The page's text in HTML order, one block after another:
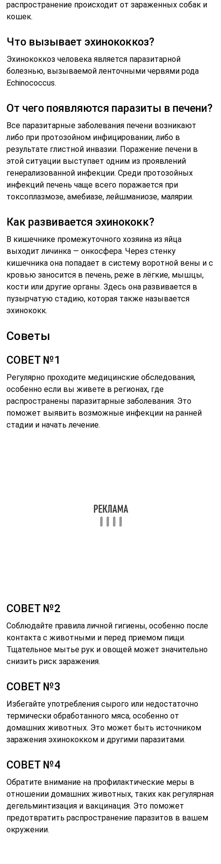
распространение происходит от зараженных собак и
кошек.
Что вызывает эхинококкоз?
Эхинококкоз человека является паразитарной
болезнью, вызываемой ленточными червями рода
Echinococcus.
От чего появляются паразиты в печени?
Все паразитарные заболевания печени возникают
либо при протозойном инфицировании, либо в
результате глистной инвазии. Поражение печени в
этой ситуации выступает одним из проявлений
генерализованной инфекции. Среди протозойных
инфекций печень чаще всего поражается при
токсоплазмозе, амебиазе, лейшманиозе, малярии.
Как развивается эхинококк?
В кишечнике промежуточного хозяина из яйца
выходит личинка — онкосфера. Через стенку
кишечника она попадает в систему воротной вены и с
кровью заносится в печень, реже в лёгкие, мышцы,
кости или другие органы. Здесь она развивается в
пузырчатую стадию, которая также называется
эхинококк.
Советы
СОВЕТ №1
Регулярно проходите медицинские обследования,
особенно если вы живете в регионах, где
распространены паразитарные заболевания. Это
поможет выявить возможные инфекции на ранней
стадии и начать лечение.
СОВЕТ №2
Соблюдайте правила личной гигиены, особенно после
контакта с животными и перед приемом пищи.
Тщательное мытье рук и овощей может значительно
снизить риск заражения.
СОВЕТ №3
Избегайте употребления сырого или недостаточно
термически обработанного мяса, особенно от
домашних животных. Это может быть источником
заражения эхинококком и другими паразитами.
СОВЕТ №4
Обратите внимание на профилактические меры в
отношении домашних животных, таких как регулярная
дегельминтизация и вакцинация. Это поможет
предотвратить распространение паразитов в вашем
окружении.